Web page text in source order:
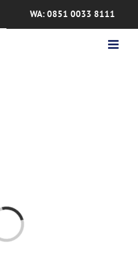
WA: 0851 0033 8111
Loading...